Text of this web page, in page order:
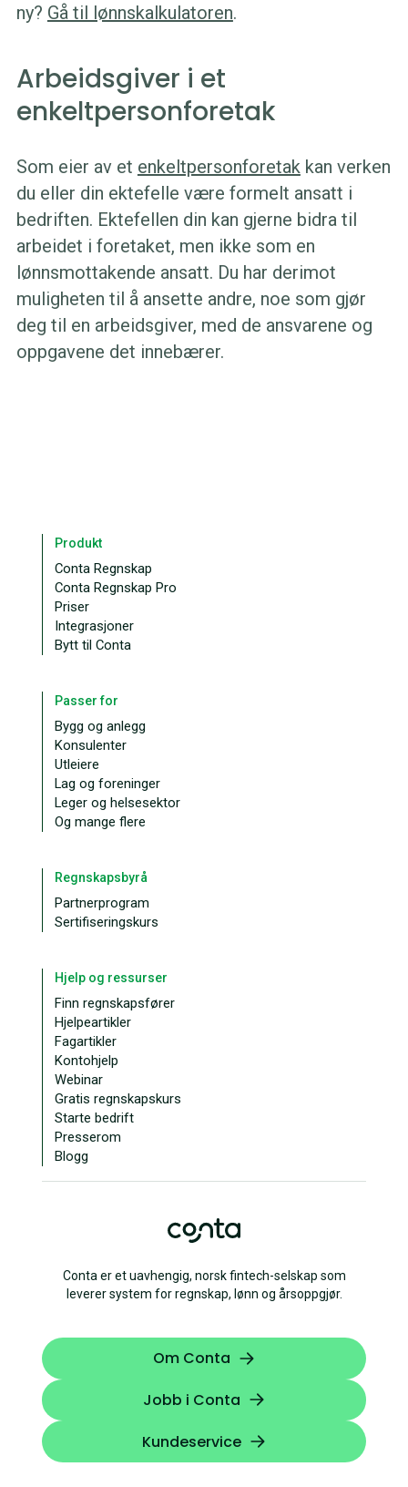
ny? Gå til lønnskalkulatoren.
Arbeidsgiver i et
enkeltpersonforetak
Som eier av et enkeltpersonforetakkan verken
du eller din ektefelle være formelt ansatt i
bedriften. Ektefellen din kan gjerne bidra til
arbeidet i foretaket, men ikke som en
lønnsmottakende ansatt. Du har derimot
muligheten til å ansette andre, noe som gjør
deg til en arbeidsgiver, med de ansvarene og
oppgavene det innebærer.
Conta er et uavhengig, norsk fintech-selskap som
leverer system for regnskap, lønn og årsoppgjør.
Om Conta
Jobb i Conta
Kundeservice
Produkt
Conta Regnskap
Conta Regnskap Pro
Priser
Integrasjoner
Bytt til Conta
Passer for
Bygg og anlegg
Konsulenter
Utleiere
Lag og foreninger
Leger og helsesektor
Og mange flere
Regnskapsbyrå
Partnerprogram
Sertifiseringskurs
Hjelp og ressurser
Finn regnskapsfører
Hjelpeartikler
Fagartikler
Kontohjelp
Webinar
Gratis regnskapskurs
Starte bedrift
Presserom
Blogg